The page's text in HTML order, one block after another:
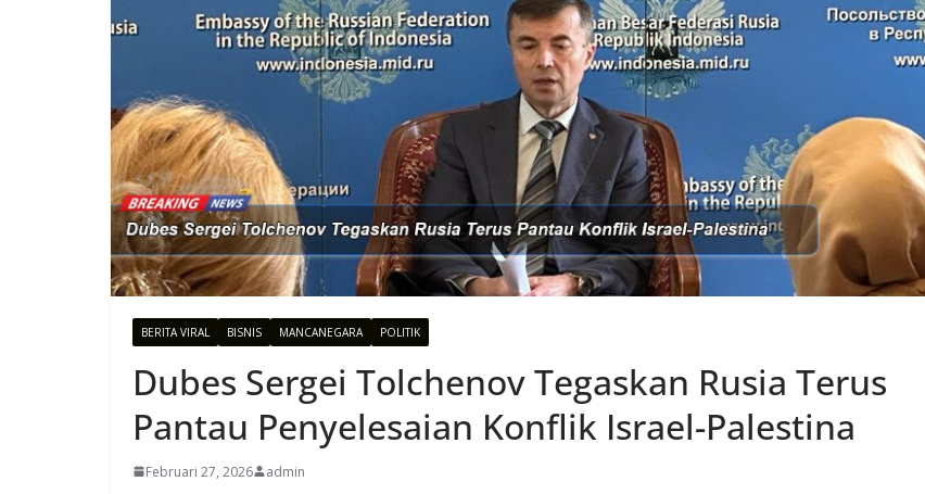
BERITA VIRAL BISNIS MANCANEGARA POLITIK
Dubes Sergei Tolchenov Tegaskan Rusia Terus
Pantau Penyelesaian Konflik Israel-Palestina
Februari 27, 2026 admin